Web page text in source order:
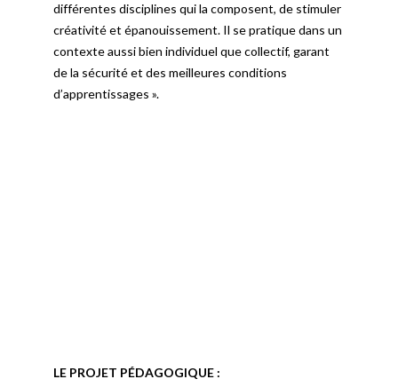
différentes disciplines qui la composent, de stimuler
créativité et épanouissement. Il se pratique dans un
contexte aussi bien individuel que collectif, garant
de la sécurité et des meilleures conditions
d’apprentissages ».
LE PROJET PÉDAGOGIQUE :